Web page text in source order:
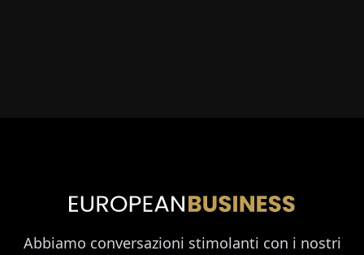
Abbiamo conversazioni stimolanti con i nostri